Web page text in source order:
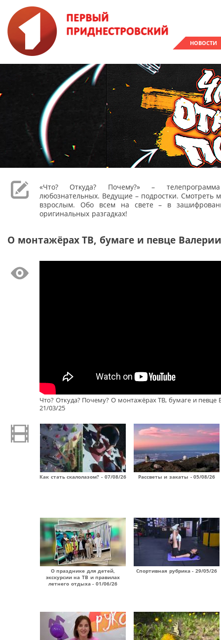
НОВОСТИ
«Что? Откуда? Почему?» –
любознательных. Ведущие – подростки. Смотреть
взрослым. Обо всем на свете – в
оригинальных разгадках!
О монтажёрах ТВ, бумаге и певце
Что? Откуда? Почему? О монтажёрах ТВ, бумаге и певце
21/03/25
Как стать скалолазом? - 07/08/26 Рассветы и закаты - 05/08/26
О празднике для детей,
экскурсии на ТВ и правилах
летнего отдыха - 01/06/26
Спортивная рубрика - 29/05/26